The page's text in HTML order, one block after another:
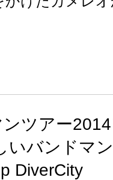
ツアー
いバンドマ
DiverCity